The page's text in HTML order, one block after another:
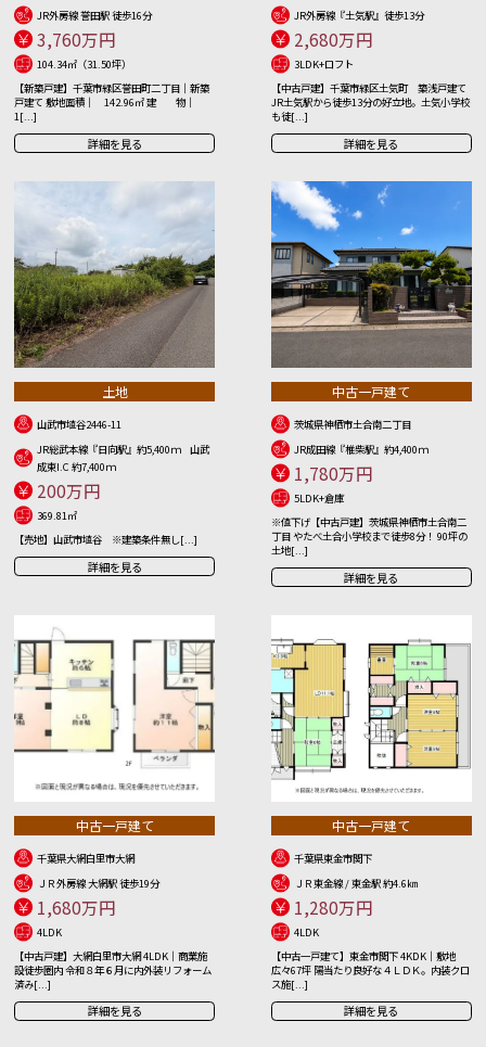
JR外房線 誉田駅 徒歩16分
3,760万円
104.34㎡（31.50坪）
【新築戸建】千葉市緑区誉田町二丁目｜新築
戸建て 敷地面積｜ 142.96㎡ 建 物｜
1[...]
詳細を見る
JR外房線『土気駅』徒歩13分
2,680万円
3LDK+ロフト
【中古戸建】千葉市緑区土気町 築浅戸建て
JR土気駅から徒歩13分の好立地。土気小学校
も徒[...]
詳細を見る
土地
山武市埴谷2446-11
JR総武本線『日向駅』約5,400ｍ 山武
成東I.C 約7,400ｍ
200万円
369.81㎡
【売地】山武市埴谷 ※建築条件無し[...]
詳細を見る
中古一戸建て
茨城県神栖市土合南二丁目
JR成田線『椎柴駅』約4,400ｍ
1,780万円
5LDK+倉庫
※値下げ【中古戸建】茨城県神栖市土合南二
丁目 やたべ土合小学校まで徒歩8分！ 90坪の
土地[...]
詳細を見る
中古一戸建て
千葉県大網白里市大網
ＪＲ外房線 大網駅 徒歩19分
1,680万円
4LDK
【中古戸建】大網白里市大網 4LDK｜商業施
設徒歩圏内 令和８年６月に内外装リフォーム
済み[...]
詳細を見る
中古一戸建て
千葉県東金市関下
ＪＲ東金線 / 東金駅 約4.6㎞
1,280万円
4LDK
【中古一戸建て】東金市関下 4KDK｜敷地
広々67坪 陽当たり良好な４ＬＤＫ。内装クロ
ス施[...]
詳細を見る